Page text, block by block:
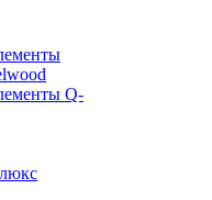
Q-